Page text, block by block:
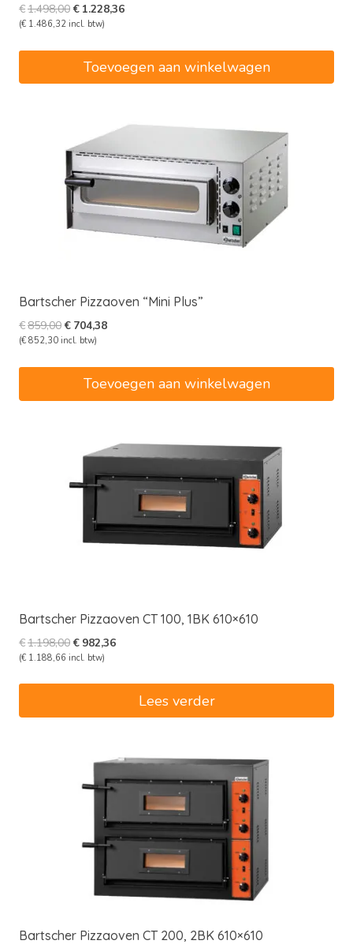
€1.498,00Oorspronkelijke
prijs
€1.498,00.
€ 1.228,36Huidige
(€ 1.486,32 incl. btw)
Toevoegen aan winkelwagen
Bartscher Pizzaoven “Mini Plus”
€859,00Oorspronkelijke
prijs
€859,00.
€ 704,38Huidige
(€ 852,30 incl. btw)
Toevoegen aan winkelwagen
Bartscher Pizzaoven CT 100, 1BK 610×610
€1.198,00Oorspronkelijke
prijs
€ 982,36Huidige
(€ 1.188,66 incl. btw)
Lees verder
Bartscher Pizzaoven CT 200, 2BK 610×610